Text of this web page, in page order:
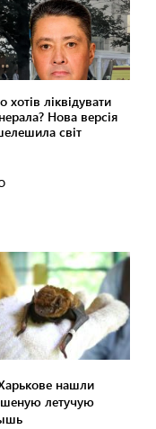
нашли
летучую